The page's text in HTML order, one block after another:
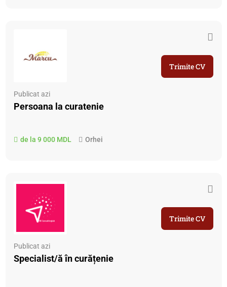
Publicat azi
Persoana la curatenie
de la 9 000 MDL Orhei
Trimite CV
Publicat azi
Specialist/ă în curățenie
Trimite CV